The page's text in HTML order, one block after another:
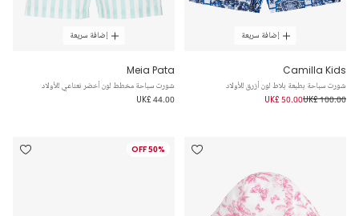
إضافة سريعة
Camilla Kids
شورت سباحة بطبعة بلاط لون أزرق للأولاد
UK£ 100.00
UK£ 50.00
إضافة سريعة
Meia Pata
شورت سباحة مخطط لون أخضر نعناعي للأولاد
UK£ 44.00
50% OFF